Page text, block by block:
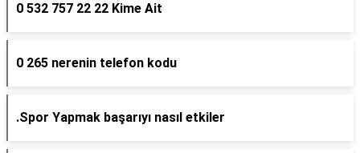
0 532 757 22 22 Kime Ait
0 265 nerenin telefon kodu
.Spor Yapmak başarıyı nasıl etkiler